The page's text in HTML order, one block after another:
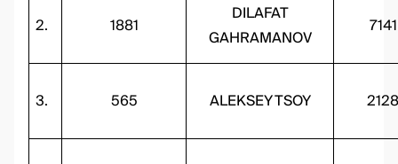
2. 1881
DILAFAT
GAHRAMANOV
7141
3. 565 ALEKSEY TSOY 2128